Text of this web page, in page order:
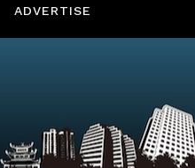
ADVERTISE